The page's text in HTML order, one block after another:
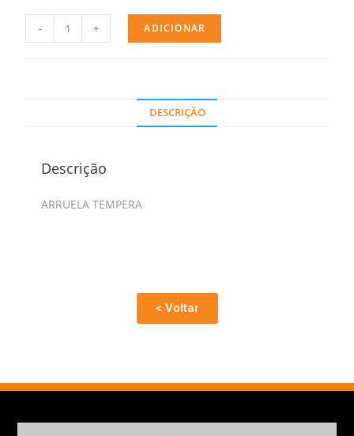
- + ADICIONAR
DESCRIÇÃO
Descrição
ARRUELA TEMPERA
< Voltar